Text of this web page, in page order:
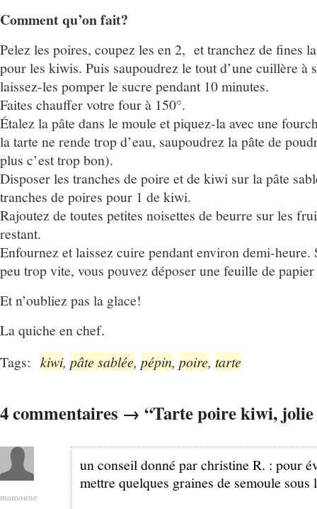
Comment qu’on fait?
Pelez les poires, coupez les en 2, et tranchez de fines
pour les kiwis. Puis saupoudrez le tout d’une cuillère à
laissez-les pomper le sucre pendant 10 minutes.
Faites chauffer votre four à 150°.
Étalez la pâte dans le moule et piquez-la avec une
la tarte ne rende trop d’eau, saupoudrez la pâte de
plus c’est trop bon).
Disposer les tranches de poire et de kiwi sur la pâte
tranches de poires pour 1 de kiwi.
Rajoutez de toutes petites noisettes de beurre sur les
restant.
Enfournez et laissez cuire pendant environ demi-heure.
peu trop vite, vous pouvez déposer une feuille de
Et n’oubliez pas la glace!
La quiche en chef.
Tags: kiwi, pâte sablée, pépin, poire, tarte
4 commentaires → “Tarte poire kiwi,
mamoune
un conseil donné par christine R. : pour
mettre quelques graines de semoule sous